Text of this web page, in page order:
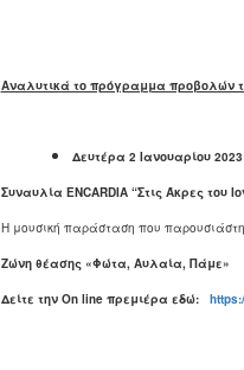
Αναλυτικά το πρόγραμμα προβολών
Δευτέρα 2 Ιανουαρίου 2023
Συναυλία ENCARDIA “Στις Άκρες του
Η μουσική παράσταση που
Ζώνη θέασης «Φώτα, Αυλαία, Πάμε»
Δείτε την On lineπρεμιέρα εδώ: